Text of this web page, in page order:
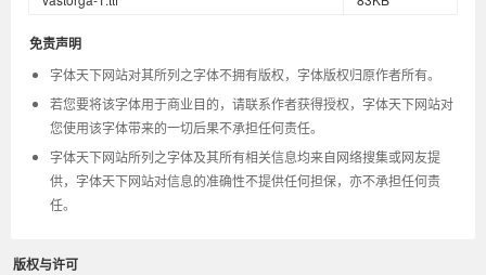
免责声明
字体天下网站对其所列之字体不拥有版权，字体版权归原作者所有。
若您要将该字体用于商业目的，请联系作者获得授权，字体天下网站对
您使用该字体带来的一切后果不承担任何责任。
字体天下网站所列之字体及其所有相关信息均来自网络搜集或网友提
供，字体天下网站对信息的准确性不提供任何担保，亦不承担任何责
任。
版权与许可